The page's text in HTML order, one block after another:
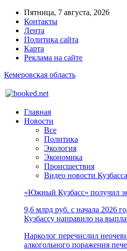
Пятница, 7 августа, 2026
Контакты
Лента
Политика сайта
Карта
Реклама на сайте
Кемеровская область
Главная
Новости
Все
Политика
Экология
Экономика
Происшествия
Видео новости Кузбасса
«Южный Кузбасс» получил
9,6 млрд руб. с начала 2026
Кузбассу направило на
Нарколог перечислил
алкогольного поражения